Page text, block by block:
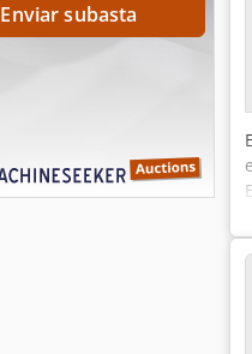
Enviar subasta